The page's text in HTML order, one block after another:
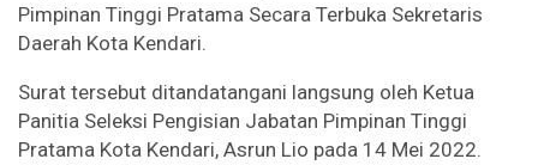
Pimpinan Tinggi Pratama Secara Terbuka Sekretaris
Daerah Kota Kendari.
Surat tersebut ditandatangani langsung oleh Ketua
Panitia Seleksi Pengisian Jabatan Pimpinan Tinggi
Pratama Kota Kendari, Asrun Lio pada 14 Mei 2022.